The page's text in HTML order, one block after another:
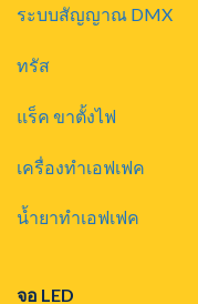
ระบบสัญญาณ DMX
ทรัส
แร็ค ขาตั้งไฟ
เครื่องทำเอฟเฟค
น้ำยาทำเอฟเฟค
จอ LED